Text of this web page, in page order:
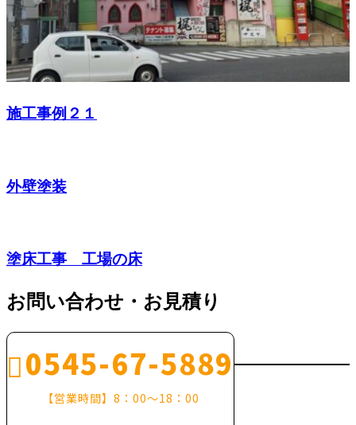
施工事例２１
外壁塗装
塗床工事 工場の床
お問い合わせ・お見積り
0545-67-5889
【営業時間】8：00～18：00